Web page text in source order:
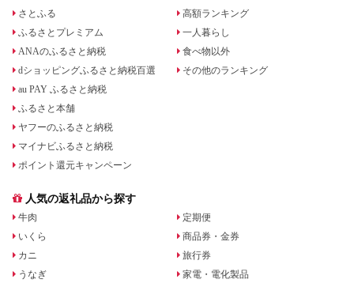
さとふる
ふるさとプレミアム
ANAのふるさと納税
dショッピングふるさと納税百選
au PAY ふるさと納税
ふるさと本舗
ヤフーのふるさと納税
マイナビふるさと納税
ポイント還元キャンペーン
高額ランキング
一人暮らし
食べ物以外
その他のランキング
人気の返礼品から探す
牛肉
いくら
カニ
うなぎ
定期便
商品券・金券
旅行券
家電・電化製品